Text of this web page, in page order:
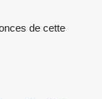
de cette